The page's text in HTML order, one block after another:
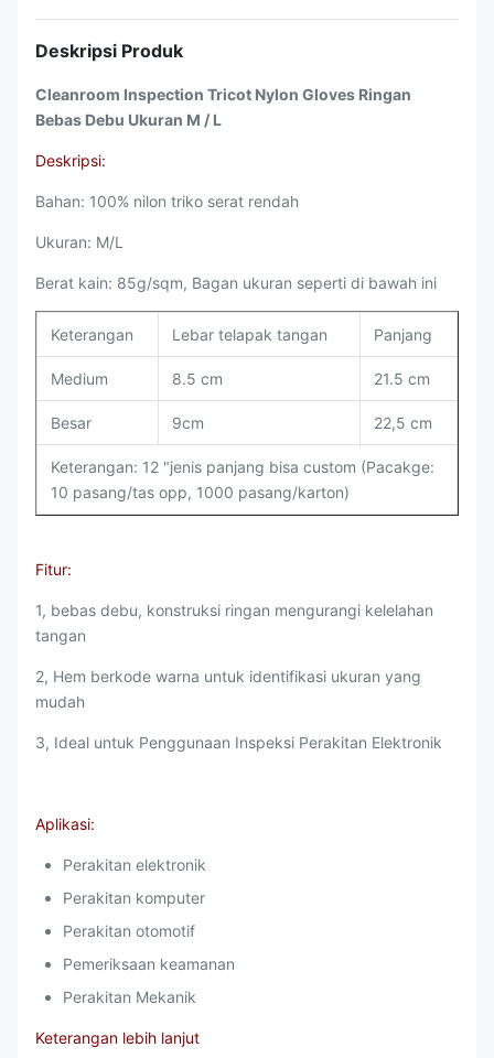
Deskripsi Produk
Cleanroom Inspection Tricot Nylon Gloves Ringan
Bebas Debu Ukuran M / L
Deskripsi:
Bahan: 100% nilon triko serat rendah
Ukuran: M/L
Berat kain: 85g/sqm, Bagan ukuran seperti di bawah ini
Keterangan Lebar telapak tangan Panjang
Medium 8.5 cm 21.5 cm
Besar 9cm 22,5 cm
Keterangan: 12 "jenis panjang bisa custom (Pacakge:
10 pasang/tas opp, 1000 pasang/karton)
Fitur:
1, bebas debu, konstruksi ringan mengurangi kelelahan
tangan
2, Hem berkode warna untuk identifikasi ukuran yang
mudah
3, Ideal untuk Penggunaan Inspeksi Perakitan Elektronik
Aplikasi:
Perakitan elektronik
Perakitan komputer
Perakitan otomotif
Pemeriksaan keamanan
Perakitan Mekanik
Keterangan lebih lanjut